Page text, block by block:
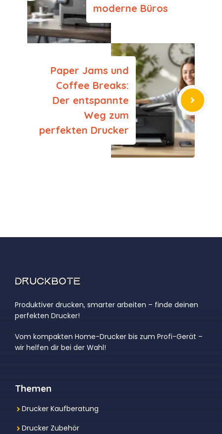
moderne Büros
Paper Jams und
Coffee Breaks:
Der entspannte
Weg zum
perfekten Drucker
Produktiver drucken, smarter arbeiten – finde deinen
perfekten Drucker!
Vom kompakten Home-Drucker bis zum Profi-Gerät –
wir helfen dir bei der Wahl!
Themen
Drucker Kaufberatung
Drucker Zubehör